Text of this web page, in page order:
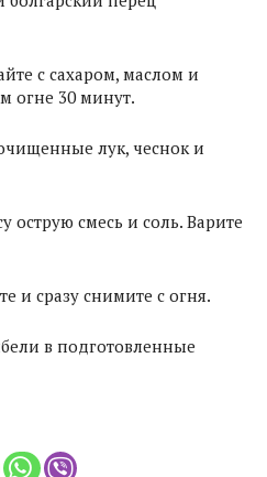
с сахаром, маслом и
огне 30 минут.
лук, чеснок и
острую смесь и соль. Варите
и сразу снимите с огня.
в подготовленные